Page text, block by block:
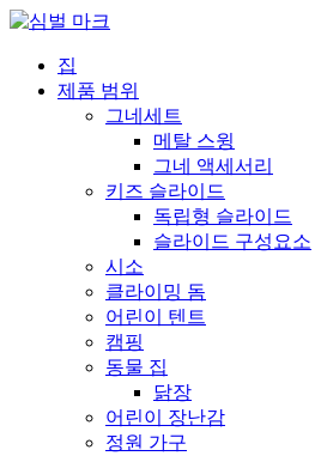
집
제품 범위
그네세트
메탈 스윙
그네 액세서리
키즈 슬라이드
독립형 슬라이드
슬라이드 구성요소
시소
클라이밍 돔
어린이 텐트
캠핑
동물 집
닭장
어린이 장난감
정원 가구